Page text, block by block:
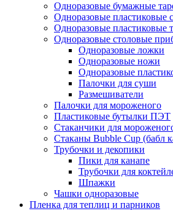
Одноразовые бумажные
Одноразовые пластиковые
Одноразовые пластиковые
Одноразовые столовые
Одноразовые ложки
Одноразовые ножи
Одноразовые
Палочки для суши
Размешиватели
Палочки для мороженого
Пластиковые бутылки ПЭТ
Стаканчики для
Стаканы Bubble Cup (бабл
Трубочки и декопики
Пики для канапе
Трубочки для
Шпажки
Чашки одноразовые
Пленка для теплиц и парников